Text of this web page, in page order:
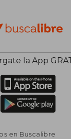
la App
en Buscalibre